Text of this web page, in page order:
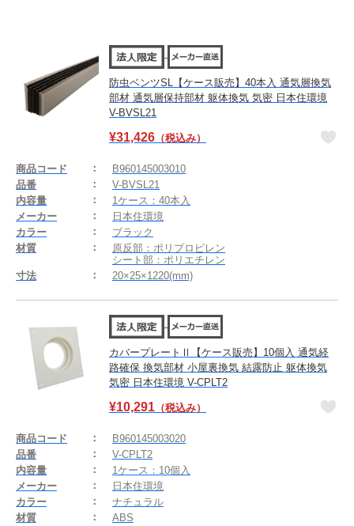
防虫ベンツSL【ケース販売】40本入 通気層換気
部材 通気層保持部材 躯体換気 気密 日本住環境
V-BVSL21
¥31,426 （税込み）
商品コード
B960145003010
品番
V-BVSL21
内容量
1ケース：40本入
メーカー
日本住環境
カラー
ブラック
材質
原反部：ポリプロピレン
シート部：ポリエチレン
寸法
20×25×1220(mm)
カバープレートⅡ【ケース販売】10個入 通気経
路確保 換気部材 小屋裏換気 結露防止 躯体換気
気密 日本住環境 V-CPLT2
¥10,291 （税込み）
商品コード
B960145003020
品番
V-CPLT2
内容量
1ケース：10個入
メーカー
日本住環境
カラー
ナチュラル
材質
ABS